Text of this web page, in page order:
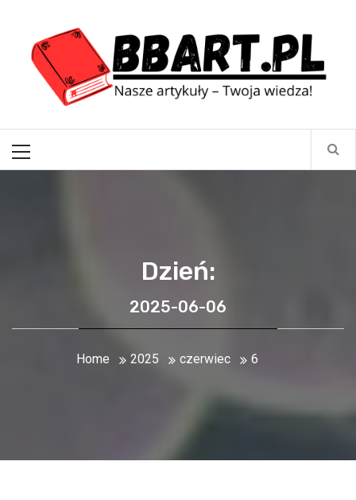
contentBBart.pl
Menu
Dzień:
2025-06-06
Home 2025 czerwiec 6